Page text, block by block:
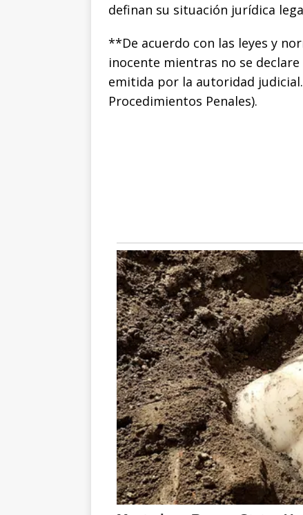
definan su situación jurídica
**De acuerdo con las leyes y
inocente mientras no se
emitida por la autoridad
Procedimientos Penales).